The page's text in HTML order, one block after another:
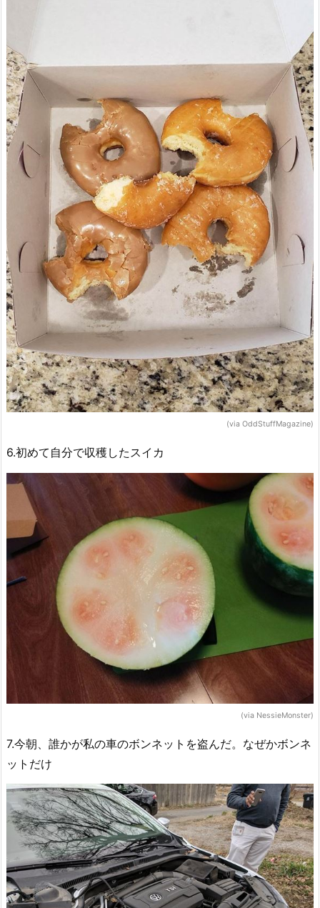
(via OddStuffMagazine)
6.初めて自分で収穫したスイカ
(via NessieMonster)
7.今朝、誰かが私の車のボンネットを盗んだ。なぜかボンネ
ットだけ